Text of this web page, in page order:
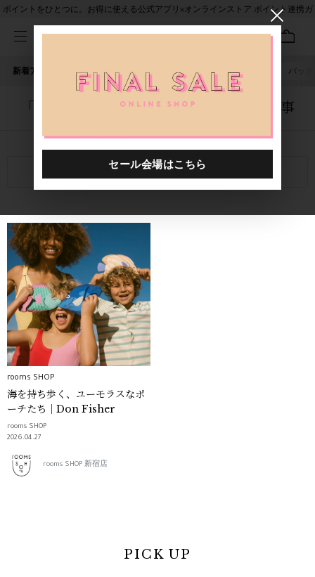
ポイントをひとつに。お得に使える公式アプリ×オンラインストア ポイント連携ガ
新着アイテム 人気ワード セール 40th限定 バッグ
「4103401.2610001.0013」に関する記事
関連キーワード
rooms SHOP
海を持ち歩く、ユーモラスなポ
ーチたち｜Don Fisher
rooms SHOP
2026.04.27
rooms SHOP 新宿店
PICK UP